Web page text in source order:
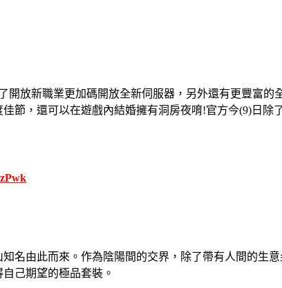
開放新職業更加碼開放全新伺服器，另外還有更豐富
節，還可以在遊戲內結婚擁有洞房夜唷!官方今(9) 日除
名由此而來。作為陰陽間的交界，除了帶有人間的生
己期望的極品套裝。